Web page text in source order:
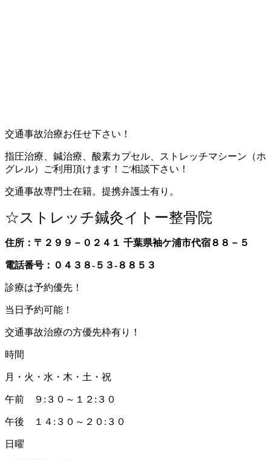
交通事故治療お任せ下さい！
指圧治療、鍼治療、酸素カプセル、ストレッチマシーン（ホ
グレル）ご利用頂けます！ご相談下さい！
交通事故専門士在籍。提携弁護士有り。
☆ストレッチ鍼灸イトー整骨院
住所：〒２９９－０２４１ 千葉県袖ケ浦市代宿８８－５
電話番号：０４３８-５３-８８５３
診療は予約優先！
当日予約可能！
交通事故治療の方優先枠有り！
時間
月・火・水・木・土・祝
午前 ９:３０～１２:３０
午後 １４:３０～２０:３０
日曜